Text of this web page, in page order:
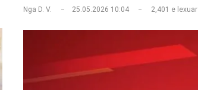
Nga D. V. 25.05.2026 10:04 2,401 e lexuar